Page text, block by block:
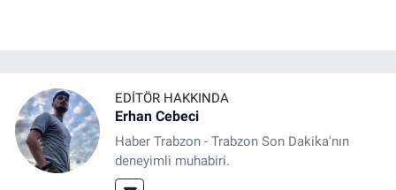
EDITÖR HAKKINDA
Erhan Cebeci
Haber Trabzon - Trabzon Son Dakika'nın
deneyimli muhabiri.